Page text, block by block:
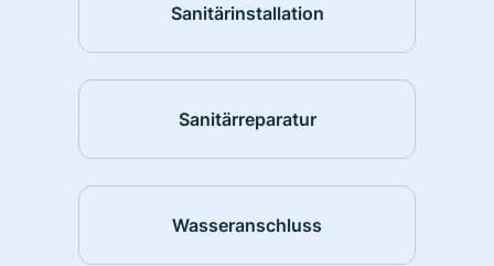
Sanitärinstallation
Sanitärreparatur
Wasseranschluss